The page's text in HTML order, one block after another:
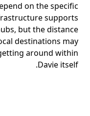
on the specific
supports
but the distance
destinations may
around within
Davie itself.